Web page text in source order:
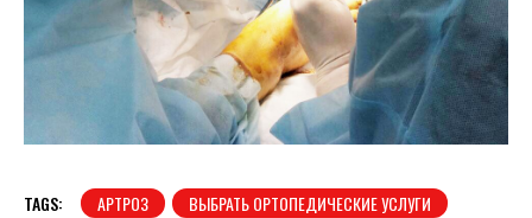
TAGS: АРТРОЗ
ВЫБРАТЬ ОРТОПЕДИЧЕСКИЕ УСЛУГИ